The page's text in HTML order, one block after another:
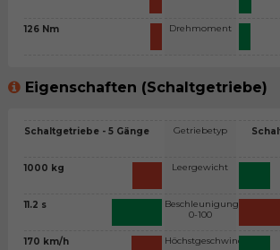
126 Nm Drehmoment
Eigenschaften (Schaltgetriebe)
Schaltgetriebe - 5 Gänge
1000 kg
11.2 s
170 km/h
Getriebetyp
Leergewicht
Beschleunigung
0-100
Höchstgeschwindigkeit